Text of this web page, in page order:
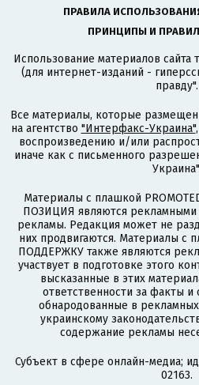
ПРАВИЛА
ПРИНЦИПЫ И
Использование материалов сайта
(для интернет-изданий -
правду".
Все материалы, которые
на агентство "Интерфакс-Украина"
воспроизведению и/или
иначе как с письменного
Материалы с плашкой
ПОЗИЦИЯ являются рекламными
рекламы. Редакция может не
них продвигаются. Материалы с
ПОДДЕРЖКУ также являются
участвует в подготовке этого
высказанные в этих
ответственности за факты
обнародованные в рекламных
украинскому
содержание рекламы
Субъект в сфере онлайн-медиа;
02163.